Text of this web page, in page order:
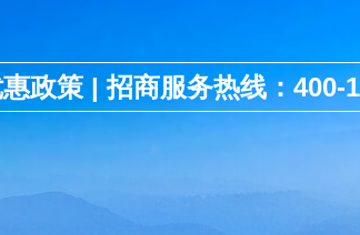
政策 | 招商服务热线：400-